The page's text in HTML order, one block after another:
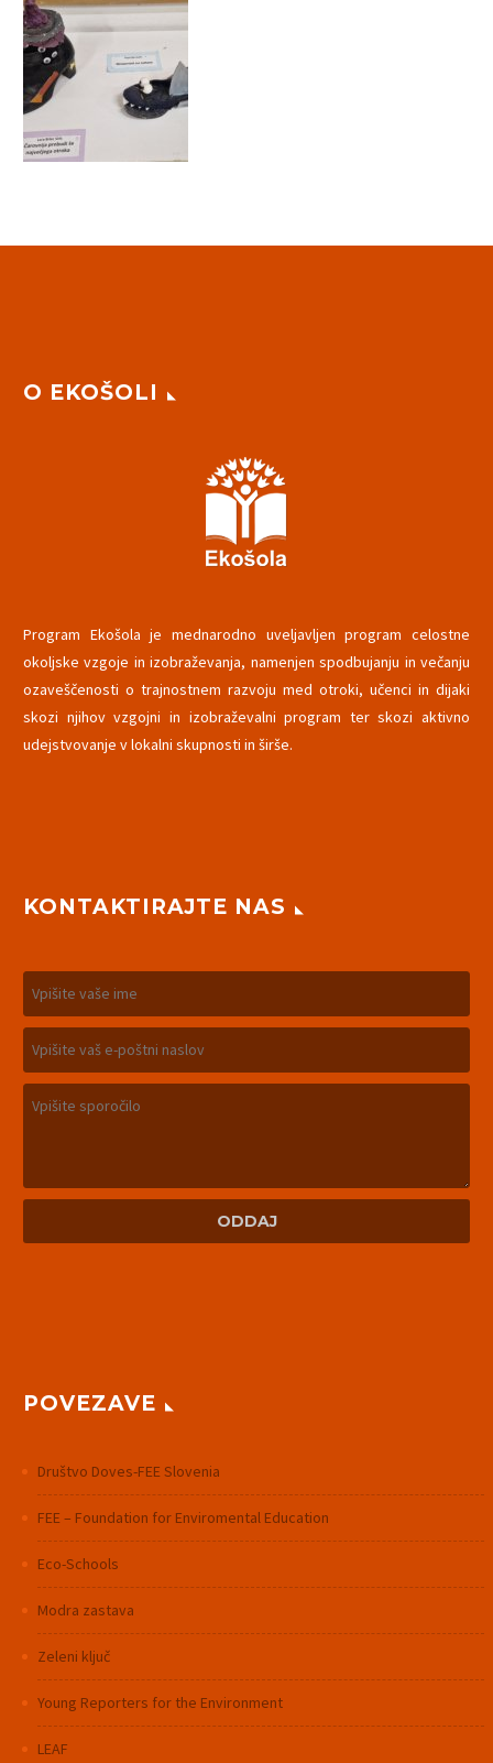
O EKOŠOLI
Program Ekošola je mednarodno uveljavljen program celostne
okoljske vzgoje in izobraževanja, namenjen spodbujanju in večanju
ozaveščenosti o trajnostnem razvoju med otroki, učenci in dijaki
skozi njihov vzgojni in izobraževalni program ter skozi aktivno
udejstvovanje v lokalni skupnosti in širše.
KONTAKTIRAJTE NAS
POVEZAVE
Društvo Doves-FEE Slovenia
FEE – Foundation for Enviromental Education
Eco-Schools
Modra zastava
Zeleni ključ
Young Reporters for the Environment
LEAF